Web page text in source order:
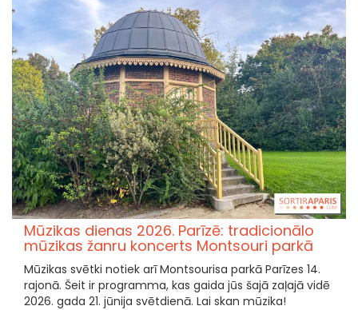
Mūzikas dienas 2026. Parīzē: tradicionālo
mūzikas žanru koncerts Montsouri parkā
Mūzikas svētki notiek arī Montsourisa parkā Parīzes 14.
rajonā. Šeit ir programma, kas gaida jūs šajā zaļajā vidē
2026. gada 21. jūnija svētdienā. Lai skan mūzika!